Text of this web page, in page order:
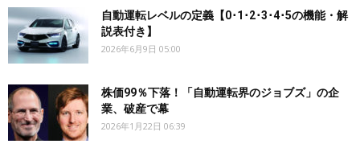
自動運転レベルの定義【0･1･2･3･4･5の機能・解
説表付き】
2026年6月9日 05:00
株価99％下落！「自動運転界のジョブズ」の企
業、破産で幕
2026年1月22日 06:39